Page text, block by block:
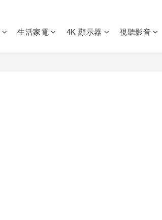
生活家電 4K 顯示器 視聽影音